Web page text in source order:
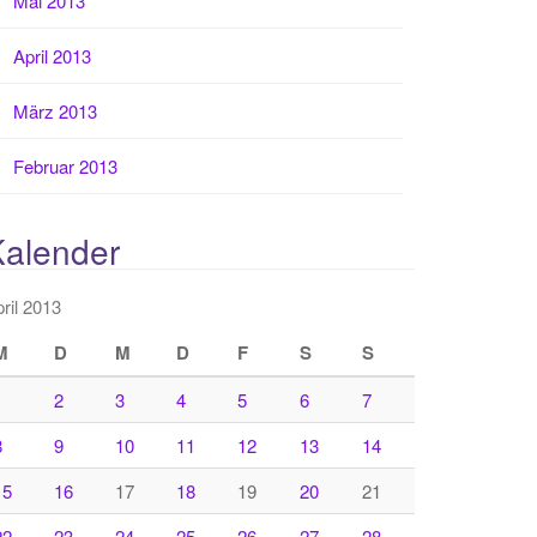
April 2013
März 2013
Februar 2013
2013
D M D F S S
2 3 4 5 6
7
9 10 11 12 13
14
16 17 18 19 20
21